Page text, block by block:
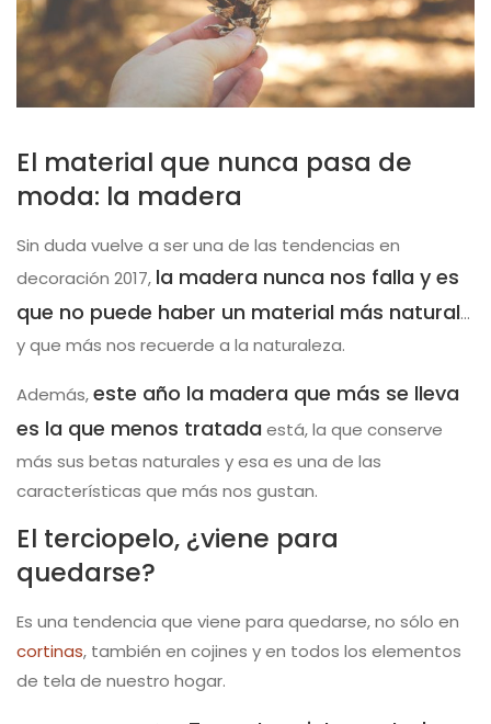
El material que nunca pasa de
moda: la madera
Sin duda vuelve a ser una de las tendencias en
decoración 2017, la madera nunca nos falla y es
que no puede haber un material más natural…
y que más nos recuerde a la naturaleza.
Además,este año la madera que más se lleva
es la que menos tratada está, la que conserve
más sus betas naturales y esa es una de las
características que más nos gustan.
El terciopelo, ¿viene para
quedarse?
Es una tendencia que viene para quedarse, no sólo en
cortinas, también en cojines y en todos los elementos
de tela de nuestro hogar.